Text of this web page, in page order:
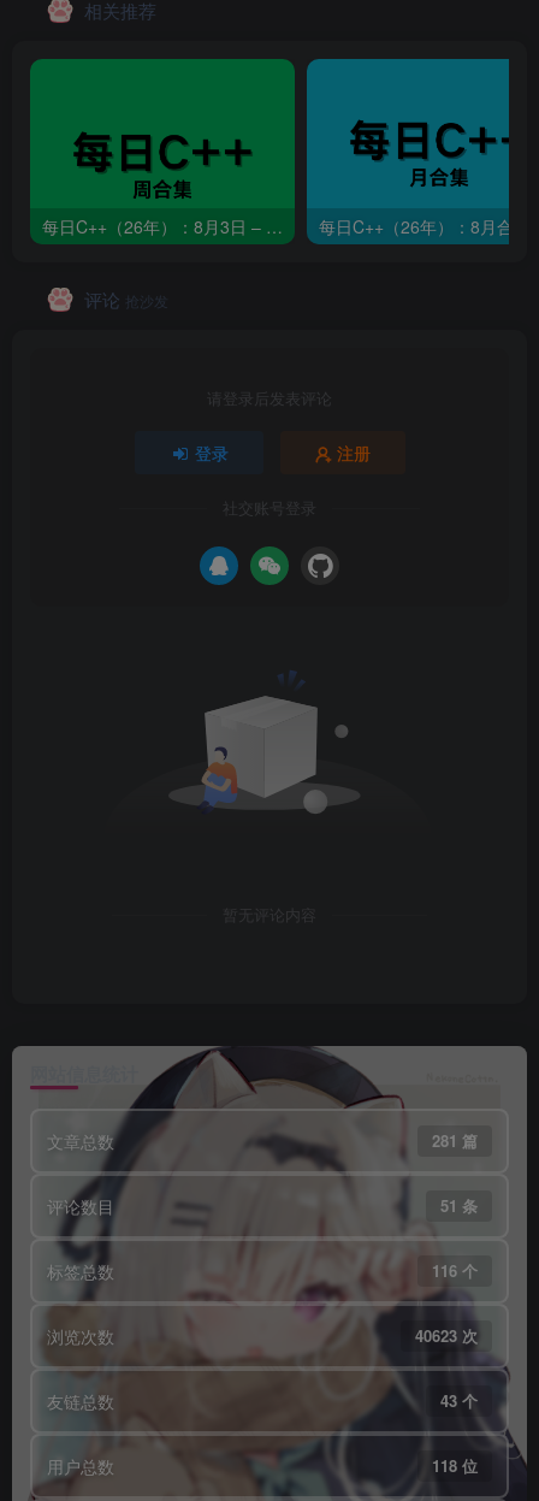
相关推荐
每日C++（26年）：8月3日 – 8月9日 每日C++（26年）：8月合集
评论 抢沙发
请登录后发表评论
登录 注册
社交账号登录
暂无评论内容
文章总数 281 篇
评论数目 51 条
标签总数 116 个
浏览次数 40623 次
友链总数 43 个
用户总数 118 位